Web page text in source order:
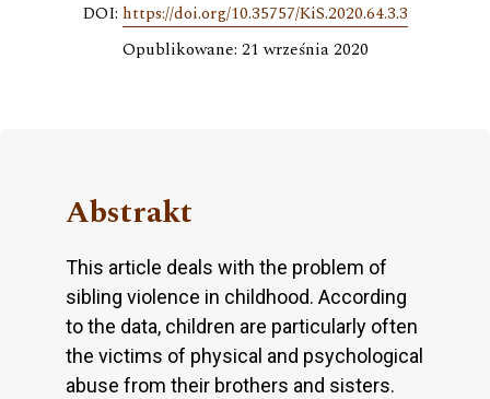
DOI: https://doi.org/10.35757/KiS.2020.64.3.3
Opublikowane: 21 września 2020
Abstrakt
This article deals with the problem of
sibling violence in childhood. According
to the data, children are particularly often
the victims of physical and psychological
abuse from their brothers and sisters.